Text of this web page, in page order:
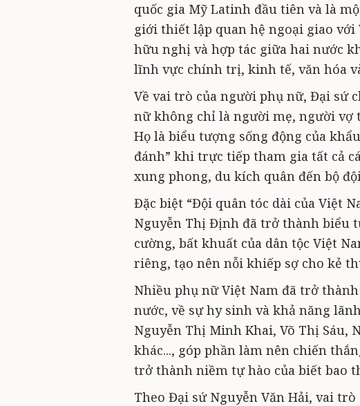
quốc gia Mỹ Latinh đầu tiên và là
giới thiết lập quan hệ ngoại giao
hữu nghị và hợp tác giữa hai nước
lĩnh vực chính trị, kinh tế, văn hóa
Về vai trò của người phụ nữ, Đại sứ
nữ không chỉ là người mẹ, người vợ
Họ là biểu tượng sống động của
đánh” khi trực tiếp tham gia tất cả
xung phong, du kích quân đến bộ
Đặc biệt “Đội quân tóc dài của Việt
Nguyễn Thị Định đã trở thành biểu
cường, bất khuất của dân tộc Việt
riêng, tạo nên nỗi khiếp sợ cho kẻ
Nhiều phụ nữ Việt Nam đã trở
nước, về sự hy sinh và khả năng
Nguyễn Thị Minh Khai, Võ Thị
khác..., góp phần làm nên chiến
trở thành niềm tự hào của biết bao
Theo Đại sứ Nguyễn Văn Hải, vai